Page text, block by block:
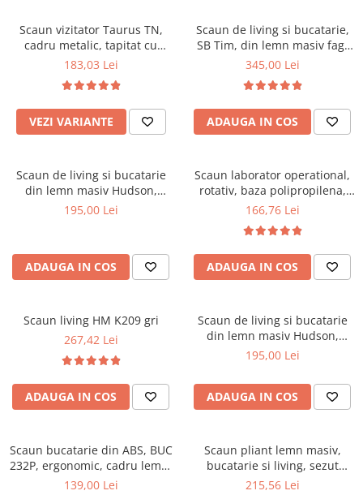
Saltele cu arcuri impachetate
individual
Saltele Memory Pocket
Saltele Memory Foam
Saltele Memory Pocket
Saltele cu plasa arcuri
Saltele cu spuma
Saltele cu spuma poliuretanica
Saltele 140x200
Saltele 180x200
Top saltele
Top saltele 5 cm
Top saltele 10 cm
Top saltele memory 5 cm
Saltele ieftine
Saltele cu plasa de arcuri
Paturi
Seturi de pat si saltea
Masute de toaleta
Mobilier living
Scaune pentru living
Comode living
Set mese plus scaune
Scaune ergonomice
Etajere Birou
Birouri
Scaune pentru birou
Scaune pentru vizitatori
Mobilier bucatarie
Scaune pentru bucatarie
Mobila bucatarie
Seturi mese si scaune bucatarie
Scaune birou
Scaune profesionale
Scaune resigilate
Scaune conferinta
Scaune terasa si outdoor
Scaun vizitator Taurus TN,
cadru metalic, tapitat cu
stofa, stivuibil, 120 kg, negru
183,03 Lei
VEZI VARIANTE
Scaun de living si bucatarie,
SB Tim, din lemn masiv fag,
tapiterie stofa, lacuit, 120 kg,
345,00 Lei
ADAUGA IN COS
Scaun de living si bucatarie
din lemn masiv Hudson,
tapiterie stofa,100 kg,
195,00 Lei
ADAUGA IN COS
Scaun laborator operational,
rotativ, baza polipropilena,
piele ecologica, inaltime
166,76 Lei
ADAUGA IN COS
Scaun living HM K209 gri
267,42 Lei
ADAUGA IN COS
Scaun de living si bucatarie
din lemn masiv Hudson,
tapiterie stofa,100 kg,
195,00 Lei
ADAUGA IN COS
Scaun bucatarie din ABS, BUC
232P, ergonomic, cadru lemn,
100 kg
139,00 Lei
Scaun pliant lemn masiv,
bucatarie si living, sezut
tapitat cu piele ecologica, 100
215,56 Lei